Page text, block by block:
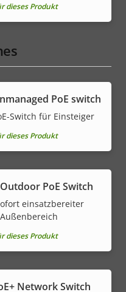
dieses Produkt
PoE switch
Switch für Einsteiger
dieses Produkt
PoE Switch
einsatzbereiter
dieses Produkt
Network Switch